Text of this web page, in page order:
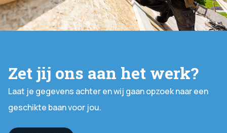
Zet jij ons aan het werk?
Laat je gegevens achter en wij gaan opzoek naar een
geschikte baan voor jou.